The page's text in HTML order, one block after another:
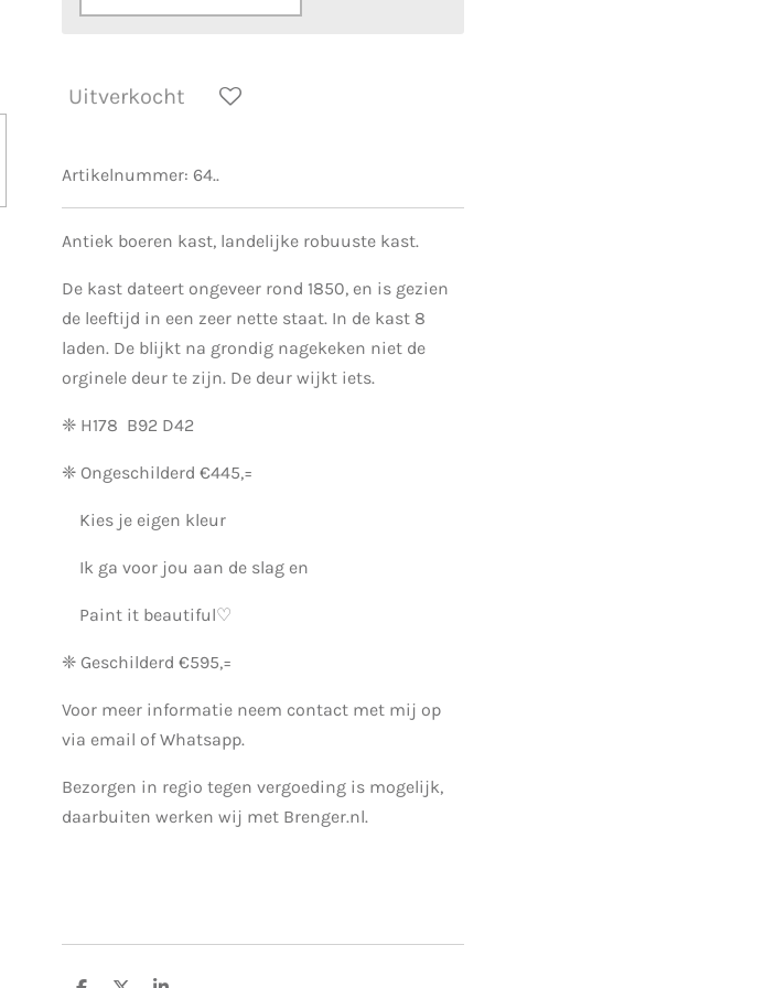
Uitverkocht
Artikelnummer: 64..
Antiek boeren kast, landelijke robuuste kast.
De kast dateert ongeveer rond 1850, en is gezien
de leeftijd in een zeer nette staat. In de kast 8
laden. De blijkt na grondig nagekeken niet de
orginele deur te zijn. De deur wijkt iets.
❈ H178 B92 D42
❈ Ongeschilderd €445,=
Kies je eigen kleur
Ik ga voor jou aan de slag en
Paint it beautiful♡
❈ Geschilderd €595,=
Voor meer informatie neem contact met mij op
via email of Whatsapp.
Bezorgen in regio tegen vergoeding is mogelijk,
daarbuiten werken wij met Brenger.nl.